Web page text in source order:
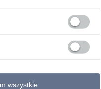
różne kształty i
, a także
lampy stojące wysokie
drzwiach
altany - regulowana
wszystkie